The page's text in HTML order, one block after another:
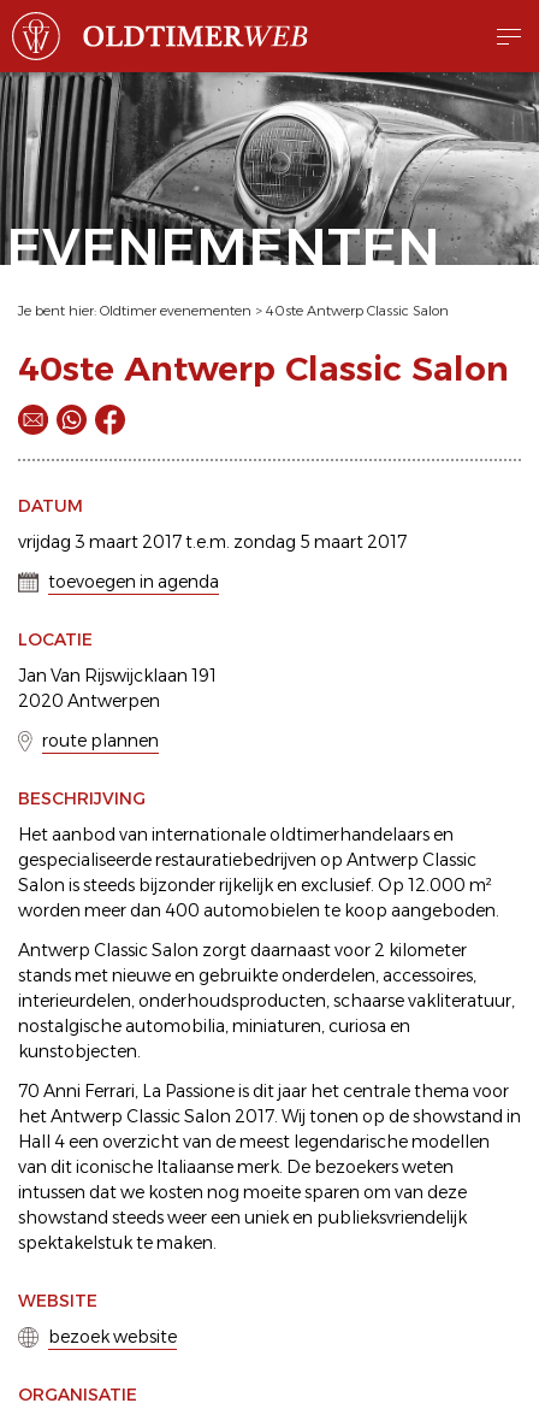
EVENEMENTEN
Je bent hier: Oldtimer evenementen > 40ste Antwerp Classic Salon
40ste Antwerp Classic Salon
DATUM
vrijdag 3 maart 2017 t.e.m. zondag 5 maart 2017
toevoegen in agenda
LOCATIE
Jan Van Rijswijcklaan 191
2020 Antwerpen
route plannen
BESCHRIJVING
Het aanbod van internationale oldtimerhandelaars en
gespecialiseerde restauratiebedrijven op Antwerp Classic
Salon is steeds bijzonder rijkelijk en exclusief. Op 12.000 m²
worden meer dan 400 automobielen te koop aangeboden.
Antwerp Classic Salon zorgt daarnaast voor 2 kilometer
stands met nieuwe en gebruikte onderdelen, accessoires,
interieurdelen, onderhoudsproducten, schaarse vakliteratuur,
nostalgische automobilia, miniaturen, curiosa en
kunstobjecten.
70 Anni Ferrari, La Passione is dit jaar het centrale thema voor
het Antwerp Classic Salon 2017. Wij tonen op de showstand in
Hall 4 een overzicht van de meest legendarische modellen
van dit iconische Italiaanse merk. De bezoekers weten
intussen dat we kosten nog moeite sparen om van deze
showstand steeds weer een uniek en publieksvriendelijk
spektakelstuk te maken.
WEBSITE
bezoek website
ORGANISATIE